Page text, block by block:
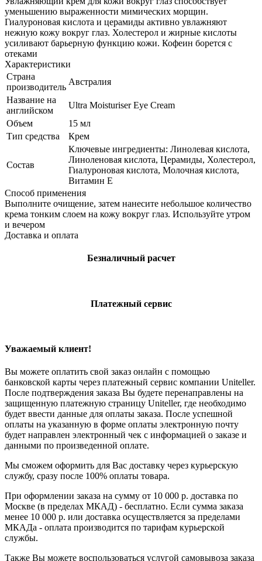
уменьшению выраженности мимических морщин.
Гиалуроновая кислота и церамиды активно увлажняют
нежную кожу вокруг глаз. Холестерол и жирные кислоты
усиливают барьерную функцию кожи. Кофеин борется с
отеками
Характеристики
Страна
производитель
Австралия
Название на
английском
Ultra Moisturiser Eye Cream
Объем
15 мл
Тип средства
Крем
Состав
Ключевые ингредиенты: Линолевая кислота,
Линоленовая кислота, Церамиды, Холестерол,
Гиалуроновая кислота, Молочная кислота,
Витамин Е
Способ применения
Выполните очищение, затем нанесите небольшое количество
крема тонким слоем на кожу вокруг глаз. Используйте утром
и вечером
Доставка и оплата
Безналичный расчет
Платежный сервис
Уважаемый клиент!
Вы можете оплатить свой заказ онлайн с помощью
банковской карты через платежный сервис компании Uniteller.
После подтверждения заказа Вы будете перенаправлены на
защищенную платежную страницу Uniteller, где необходимо
будет ввести данные для оплаты заказа. После успешной
оплаты на указанную в форме оплаты электронную почту
будет направлен электронный чек с информацией о заказе и
данными по произведенной оплате.
Мы сможем оформить для Вас доставку через курьерскую
службу, сразу после 100% оплаты товара.
При оформлении заказа на сумму от 10 000 р. доставка по
Москве (в пределах МКАД) - бесплатно. Если сумма заказа
менее 10 000 р. или доставка осуществляется за пределами
МКАДа - оплата производится по тарифам курьерской
службы.
Также Вы можете воспользоваться услугой самовывоза заказа